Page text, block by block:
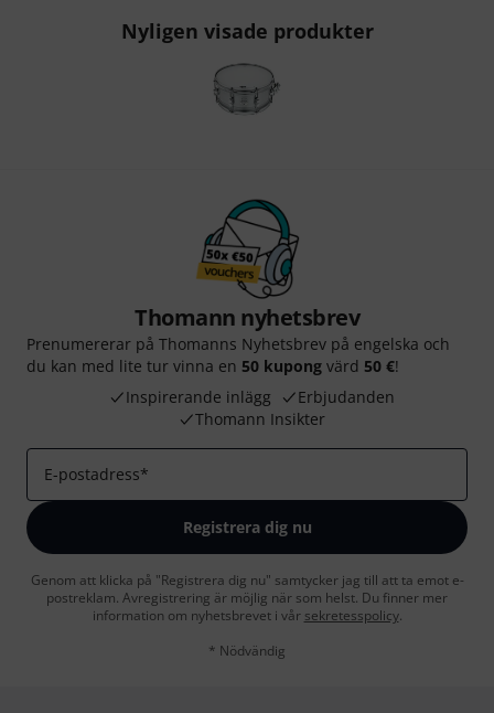
Nyligen visade produkter
Thomann nyhetsbrev
Prenumererar på Thomanns Nyhetsbrev på engelska och
du kan med lite tur vinna en 50 kupong värd 50 €!
Inspirerande inlägg
Erbjudanden
Thomann Insikter
E-postadress*
Registrera dig nu
Genom att klicka på "Registrera dig nu" samtycker jag till att ta emot e-
postreklam. Avregistrering är möjlig när som helst. Du finner mer
information om nyhetsbrevet i vår sekretesspolicy.
* Nödvändig